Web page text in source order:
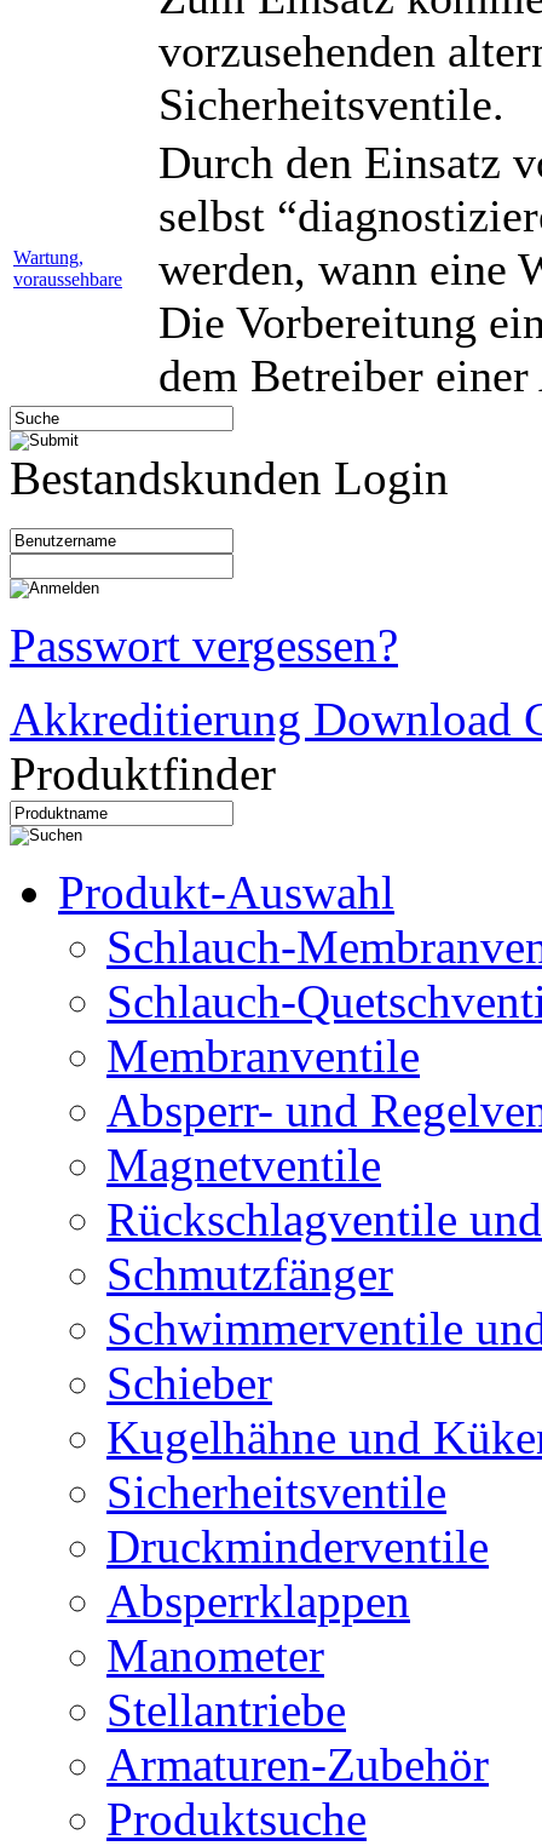
vorzusehenden
Sicherheitsventile.
Wartung,
voraussehbare
Durch den Einsatz
selbst
werden, wann eine
Die Vorbereitung
dem Betreiber
Bestandskunden Login
Passwort vergessen?
Akkreditierung Download
Produktfinder
Produkt-Auswahl
Schlauch-
Schlauch-
Membranventile
Absperr- und
Magnetventile
Rückschlagventile
Schmutzfänger
Schwimmerventile
Schieber
Kugelhähne und
Sicherheitsventile
Druckminderventile
Absperrklappen
Manometer
Stellantriebe
Armaturen-Zubehör
Produktsuche